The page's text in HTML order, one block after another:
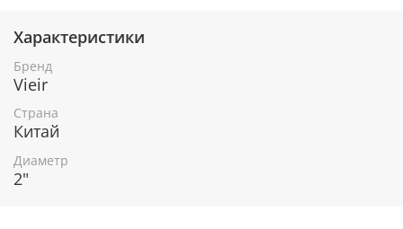
трубопровода.
ОСНОВНЫЕ ОСОБЕННОСТИ
• Предназначен для клапанов диаметром: 2 дюйма;
• Тип: фильтр-сетка, специально предназначенный
для использования с обратными клапанами;
Характеристики
Бренд
Vieir
Страна
Китай
Диаметр
2"